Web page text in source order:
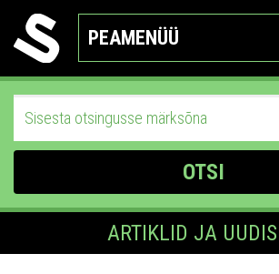
PEAMENÜÜ
OTSI
ARTIKLID JA